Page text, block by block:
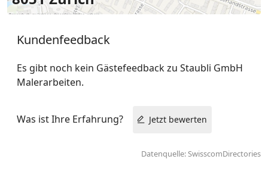
Kundenfeedback
Es gibt noch kein Gästefeedback zu Staubli GmbH
Malerarbeiten.
Was ist Ihre Erfahrung? Jetzt bewerten
Datenquelle: SwisscomDirectories